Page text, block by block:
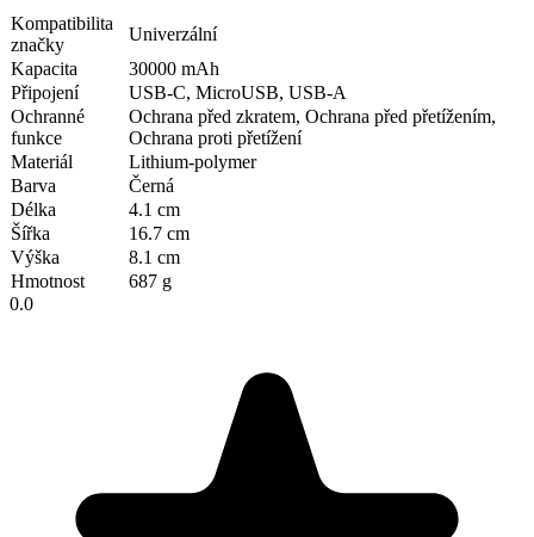
Kompatibilita
značky
Univerzální
Kapacita
30000 mAh
Připojení
USB-C, MicroUSB, USB-A
Ochranné
funkce
Ochrana před zkratem, Ochrana před přetížením,
Ochrana proti přetížení
Materiál
Lithium-polymer
Barva
Černá
Délka
4.1 cm
Šířka
16.7 cm
Výška
8.1 cm
Hmotnost
687 g
0.0